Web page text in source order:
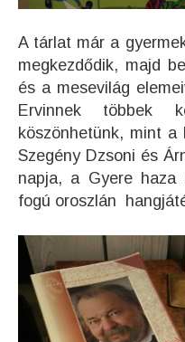
A tárlat már a
megkezdődik, majd
és a mesevilág
Ervinnek többek
köszönhetünk, mint a
Szegény Dzsoni és
napja, a Gyere haza
fogú oroszlán